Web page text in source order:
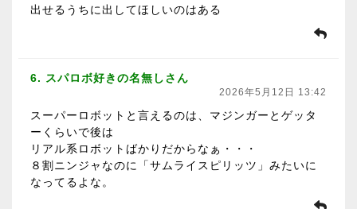
出せるうちに出してほしいのはある
6. スパロボ好きの名無しさん
2026年5月12日 13:42
スーパーロボットと言えるのは、マジンガーとゲッタ
ーくらいで後は
リアル系ロボットばかりだからなぁ・・・
８割ニンジャなのに「サムライスピリッツ」みたいに
なってるよな。